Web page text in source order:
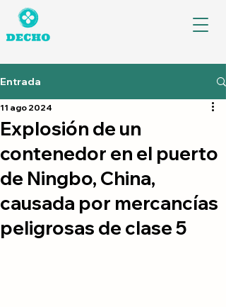
Entrada
Explosión de un
contenedor en el puerto
de Ningbo, China,
causada por mercancías
peligrosas de clase 5
11 ago 2024